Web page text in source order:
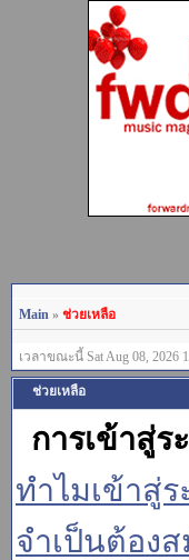
Main » ช่วยเหลือ
เวลาขณะนี้ Sat Aug 08, 2026
ช่วยเหลือ
การเข้าสู่
ทำไมเข้าสู่ร
จำเป็นต้อง